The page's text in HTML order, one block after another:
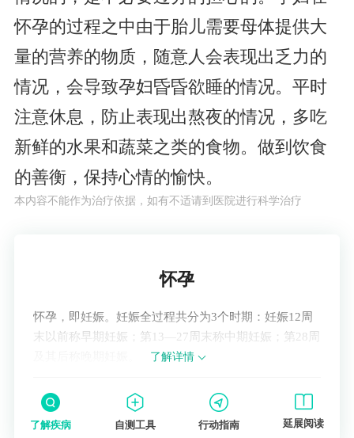
怀孕的过程之中由于胎儿需要母体提供大
量的营养的物质，随意人会表现出乏力的
情况，会导致孕妇昏昏欲睡的情况。平时
注意休息，防止表现出熬夜的情况，多吃
新鲜的水果和蔬菜之类的食物。做到饮食
的善衡，保持心情的愉快。
本内容不能作为治疗依据，如有不适请到医院进行科学治疗
怀孕
怀孕，即妊娠。妊娠全过程共分为3个时期：妊娠12周
末以前称早期妊娠；第13—27周末称中期妊娠；第28周
了解详情
了解疾病 自测工具 行动指南 延展阅读